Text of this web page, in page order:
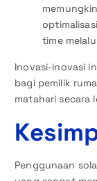
time
Inovasi-inovasi
bagi pemilik
matahari secara
Penggunaan